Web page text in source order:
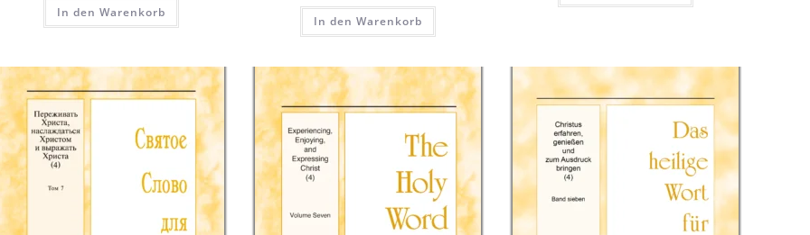
In den Warenkorb
In den Warenkorb